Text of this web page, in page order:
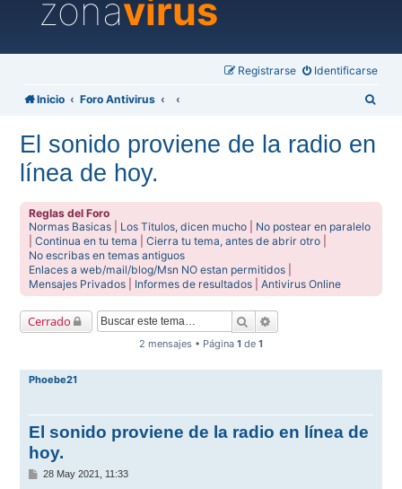
zonavirus
Identificarse
Registrarse
Inicio Foro Antivirus
El sonido proviene de la radio en
línea de hoy.
Reglas del Foro
Normas Basicas
Los Titulos, dicen mucho
No postear en paralelo
|Continua en tu tema |Cierra tu tema, antes de abrir otro
No escribas en temas antiguos
Enlaces a web/mail/blog/Msn NO estan permitidos
Mensajes Privados
Informes de resultados |Antivirus Online
Cerrado Buscar
2 mensajes • Página 1 de 1
Phoebe21
El sonido proviene de la radio en línea de
hoy.
M
28 May 2021, 11:33